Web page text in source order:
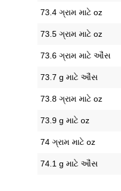
73.4 ગ્રામ માટે oz
73.5 ગ્રામ માટે oz
73.6 ગ્રામ માટે ઔંસ
73.7 g માટે ઔંસ
73.8 ગ્રામ માટે oz
73.9 g માટે oz
74 ગ્રામ માટે oz
74.1 g માટે ઔંસ